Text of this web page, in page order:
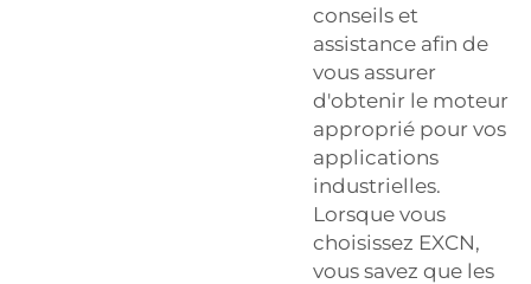
conseils et
assistance afin de
vous assurer
d'obtenir le moteur
approprié pour vos
applications
industrielles.
Lorsque vous
choisissez EXCN,
vous savez que les